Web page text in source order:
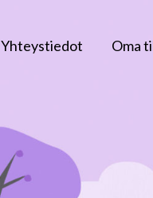
Yhteystiedot Oma